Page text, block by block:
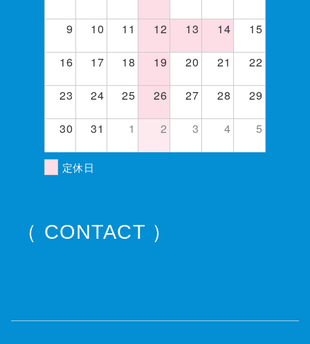
9
10 11 12 13 14
15
16
17 18 19 20 21
22
23
24 25 26 27 28
29
30
31 1 2 3 4 5
定休日
（ CONTACT ）